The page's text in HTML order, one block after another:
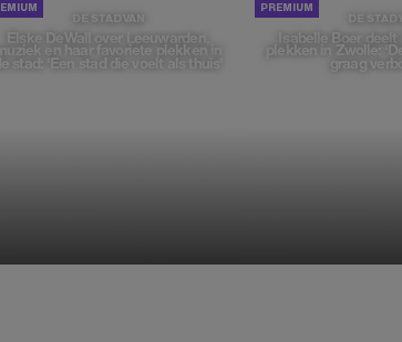
DE STAD VAN
Elske DeWall over Leeuwarden,
muziek en haar favoriete plekken in
de stad: 'Een stad die voelt als thuis'
DE STAD
Isabelle Boer deelt
plekken in Zwolle:
graag